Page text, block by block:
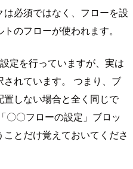
は必須ではなく、フローを設
のフローが使われます。
定を行っていますが、実は
れています。 つまり、ブ
置しない場合と全く同じで
〇〇フローの設定」ブロッ
とだけ覚えておいてくださ